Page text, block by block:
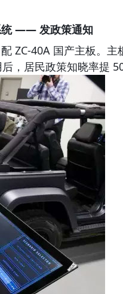
—— 发政策通知
ZC-40A 国产主板。主
，居民政策知晓率提